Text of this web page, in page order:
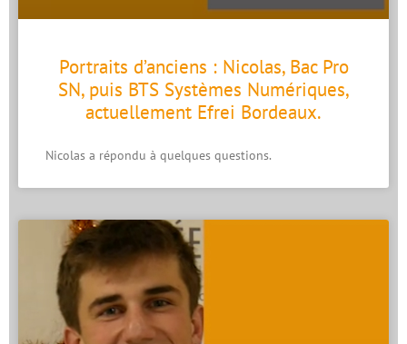
Portraits d’anciens : Nicolas, Bac Pro
SN, puis BTS Systèmes Numériques,
actuellement Efrei Bordeaux.
Nicolas a répondu à quelques questions.